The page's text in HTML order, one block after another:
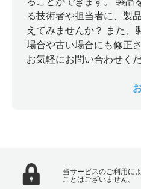
る技術者や担当者に、製
えてみませんか？ また、
場合や古い場合にも修正
お気軽にお問い合わせくだ
当サービスのご利用に
ことはございません。